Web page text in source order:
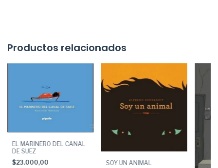
Productos relacionados
EL MARINERO DEL CANAL
DE SUEZ
$23.000,00
SOY UN ANIMAL